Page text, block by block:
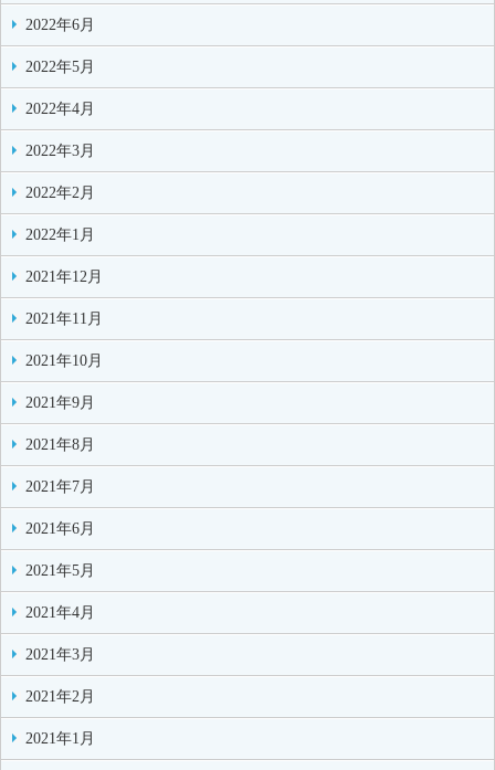
2022年6月
2022年5月
2022年4月
2022年3月
2022年2月
2022年1月
2021年12月
2021年11月
2021年10月
2021年9月
2021年8月
2021年7月
2021年6月
2021年5月
2021年4月
2021年3月
2021年2月
2021年1月